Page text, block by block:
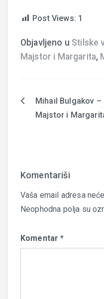
Post Views: 1
Objavljeno u Stilske
Majstor i Margarita,
Navigacija
Mihail Bulgakov –
Majstor i
Komentariši
Vaša email adresa
Neophodna polja su
Komentar*